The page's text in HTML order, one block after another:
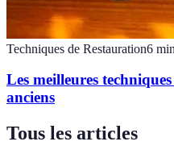
Techniques de Restauration6 min
Les meilleures
anciens
Tous les articles